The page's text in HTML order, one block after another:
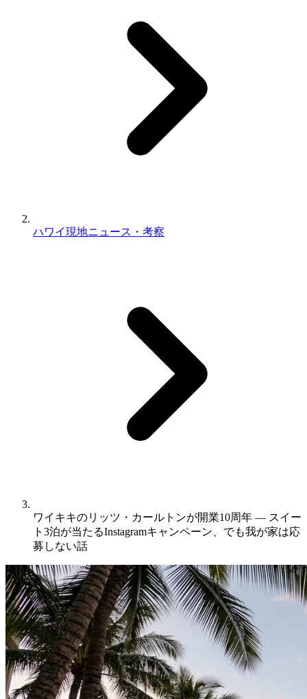
ハワイ現地ニュース・考察
ワイキキのリッツ・カールトンが開業10周年 ― スイー
ト3泊が当たるInstagramキャンペーン、でも我が家は応
募しない話